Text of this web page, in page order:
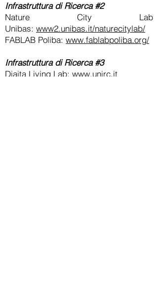
Infrastruttura di Ricerca #2
Nature City Lab
Unibas: www2.unibas.it/naturecitylab/
FABLAB Poliba: www.fablabpoliba.org/
Infrastruttura di Ricerca #3
Diaita Living Lab: www.unirc.it